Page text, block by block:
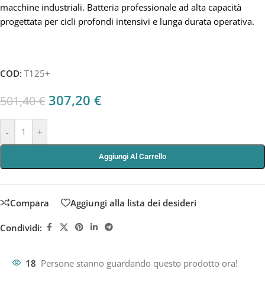
macchine industriali. Batteria professionale ad alta capacità
progettata per cicli profondi intensivi e lunga durata operativa.
COD: T125+
501,40€ 307,20 €
- +
Aggiungi Al Carrello
Compara Aggiungi alla lista dei desideri
Condividi:
18 Persone stanno guardando questo prodotto ora!